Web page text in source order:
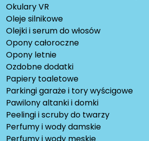
Okulary VR
Oleje silnikowe
Olejki i serum do włosów
Opony całoroczne
Opony letnie
Ozdobne dodatki
Papiery toaletowe
Parkingi garaże i tory wyścigowe
Pawilony altanki i domki
Peelingi i scruby do twarzy
Perfumy i wody damskie